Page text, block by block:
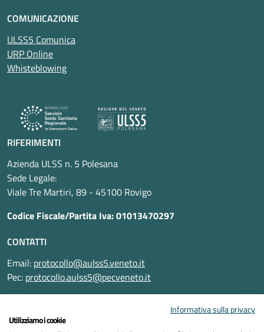
COMUNICAZIONE
ULSS5 Comunica
URP Online
Whisteblowing
RIFERIMENTI
Azienda ULSS n. 5 Polesana
Sede Legale:
Viale Tre Martiri, 89 - 45100 Rovigo
Codice Fiscale/Partita Iva: 01013470297
CONTATTI
Email: protocollo@aulss5.veneto.it
Pec: protocollo.aulss5@pecveneto.it
Informativa sulla privacy
Utilizziamo i cookie